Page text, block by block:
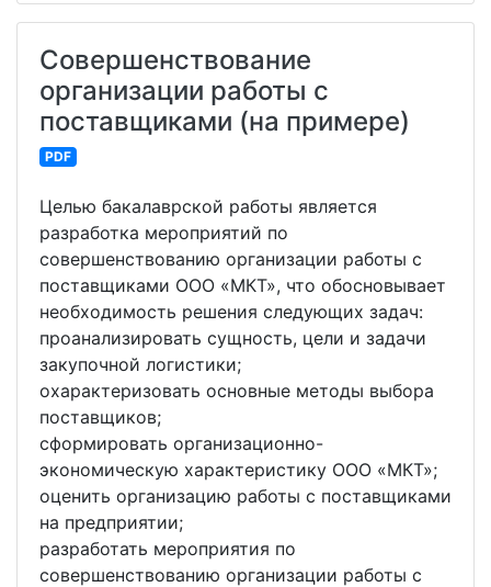
Совершенствование
организации работы с
поставщиками (на примере)
PDF
Целью бакалаврской работы является
разработка мероприятий по
совершенствованию организации работы с
поставщиками ООО «МКТ», что обосновывает
необходимость решения следующих задач:
проанализировать сущность, цели и задачи
закупочной логистики;
охарактеризовать основные методы выбора
поставщиков;
сформировать организационно-
экономическую характеристику ООО «МКТ»;
оценить организацию работы с поставщиками
на предприятии;
разработать мероприятия по
совершенствованию организации работы с